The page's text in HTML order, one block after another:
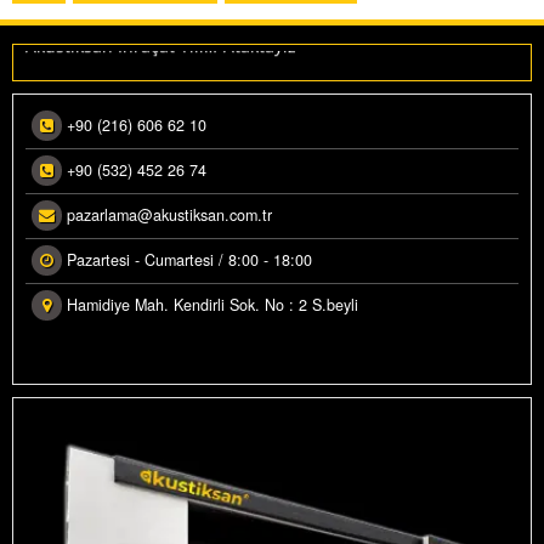
YALITIM BARIYERI
YALITIM BANTLARI
YANMAZ SÜNGER
FLEXI PANEL A50
BARIYERLI SÜNGER
BARIYERLI SÜNGER
BARIYERLI SÜNGER
Akustiksan İhraçat Yılı…”Ataktayız”
+90 (216) 606 62 10
+90 (532) 452 26 74
pazarlama@akustiksan.com.tr
Pazartesi - Cumartesi / 8:00 - 18:00
Hamidiye Mah. Kendirli Sok. No : 2 S.beyli